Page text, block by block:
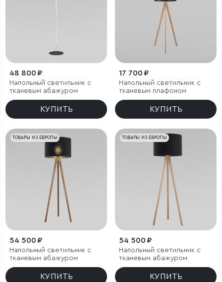
48 800 ₽
Напольный светильник с
тканевым абажуром
КУПИТЬ
17 700 ₽
Напольный светильник с
тканевым плафоном
КУПИТЬ
ТОВАРЫ ИЗ ЕВРОПЫ
54 500 ₽
Напольный светильник с
тканевым абажуром
КУПИТЬ
ТОВАРЫ ИЗ ЕВРОПЫ
54 500 ₽
Напольный светильник с
тканевым абажуром
КУПИТЬ